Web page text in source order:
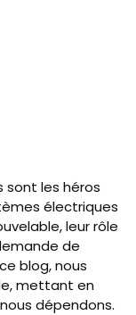
sont les héros
électriques
leur rôle
de
blog, nous
mettant en
dépendons.